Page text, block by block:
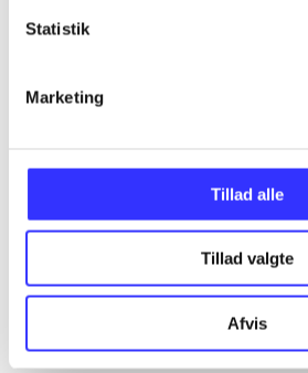
Statistik
Marketing
Tillad alle
Tillad valgte
Afvis
Artikler